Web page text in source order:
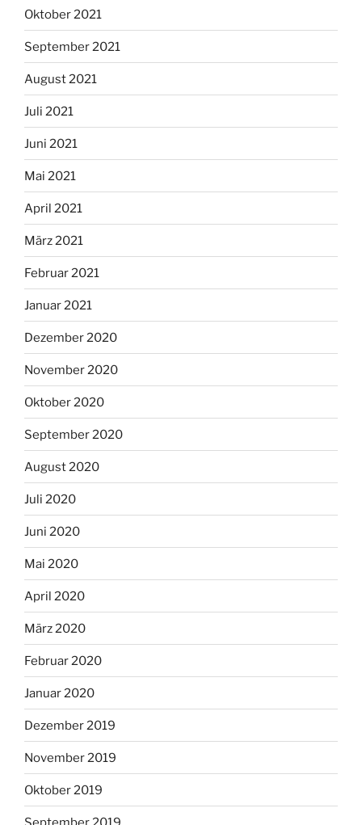
Oktober 2021
September 2021
August 2021
Juli 2021
Juni 2021
Mai 2021
April 2021
März 2021
Februar 2021
Januar 2021
Dezember 2020
November 2020
Oktober 2020
September 2020
August 2020
Juli 2020
Juni 2020
Mai 2020
April 2020
März 2020
Februar 2020
Januar 2020
Dezember 2019
November 2019
Oktober 2019